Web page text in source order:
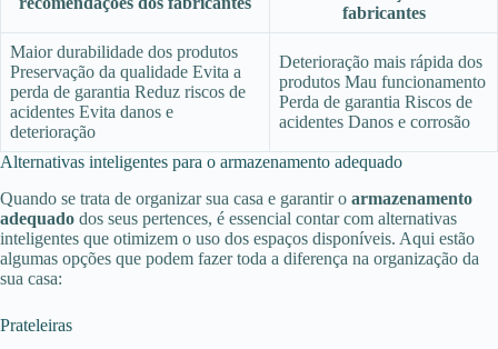
fabricantes
Maior durabilidade dos produtos
Preservação da qualidade Evita a
perda de garantia Reduz riscos de
acidentes Evita danos e
deterioração
Deterioração mais rápida dos
produtos Mau funcionamento
Perda de garantia Riscos de
acidentes Danos e corrosão
Alternativas inteligentes para o armazenamento adequado
Quando se trata de organizar sua casa e garantir o armazenamento
adequado dos seus pertences, é essencial contar com alternativas
inteligentes que otimizem o uso dos espaços disponíveis. Aqui estão
algumas opções que podem fazer toda a diferença na organização da
sua casa:
Prateleiras